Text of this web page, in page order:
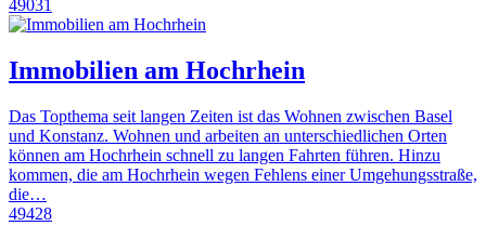
49031
Immobilien am Hochrhein
Das Topthema seit langen Zeiten ist das Wohnen zwischen Basel
und Konstanz. Wohnen und arbeiten an unterschiedlichen Orten
können am Hochrhein schnell zu langen Fahrten führen. Hinzu
kommen, die am Hochrhein wegen Fehlens einer Umgehungsstraße,
die…
49428